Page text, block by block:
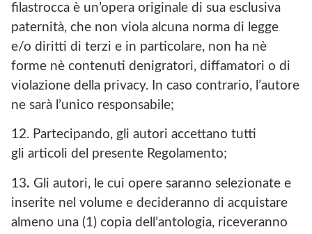
filastrocca è un’opera originale di sua esclusiva
paternità, che non viola alcuna norma di legge
e/o diritti di terzi e in particolare, non ha nè
forme nè contenuti denigratori, diffamatori o di
violazione della privacy. In caso contrario, l’autore
ne sarà l’unico responsabile;
12. Partecipando, gli autori accettano tutti
gli articoli del presente Regolamento;
13. Gli autori, le cui opere saranno selezionate e
inserite nel volume e decideranno di acquistare
almeno una (1) copia dell’antologia, riceveranno